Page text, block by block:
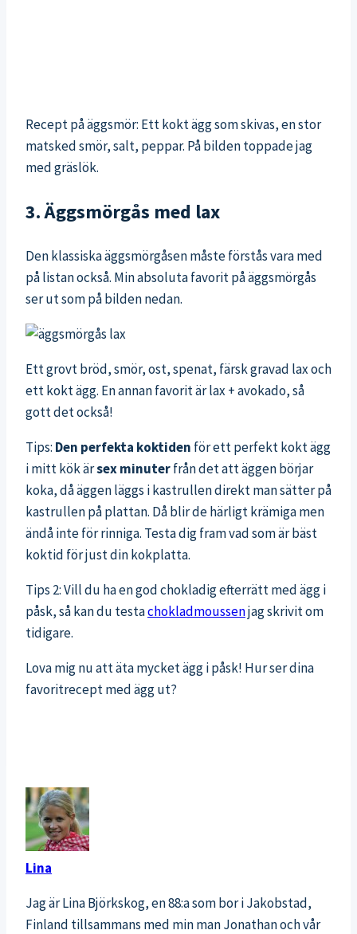
Recept på äggsmör: Ett kokt ägg som skivas, en stor
matsked smör, salt, peppar. På bilden toppade jag
med gräslök.
3. Äggsmörgås med lax
Den klassiska äggsmörgåsen måste förstås vara med
på listan också. Min absoluta favorit på äggsmörgås
ser ut som på bilden nedan.
Ett grovt bröd, smör, ost, spenat, färsk gravad lax och
ett kokt ägg. En annan favorit är lax + avokado, så
gott det också!
Tips: Den perfekta koktiden för ett perfekt kokt ägg
i mitt kök ärsex minuterfrån det att äggen börjar
koka, då äggen läggs i kastrullen direkt man sätter på
kastrullen på plattan. Då blir de härligt krämiga men
ändå inte för rinniga. Testa dig fram vad som är bäst
koktid för just din kokplatta.
Tips 2: Vill du ha en god chokladig efterrätt med ägg i
påsk, så kan du testachokladmoussenjag skrivit om
tidigare.
Lova mig nu att äta mycket ägg i påsk! Hur ser dina
favoritrecept med ägg ut?
Lina
Jag är Lina Björkskog, en 88:a som bor i Jakobstad,
Finland tillsammans med min man Jonathan och vår